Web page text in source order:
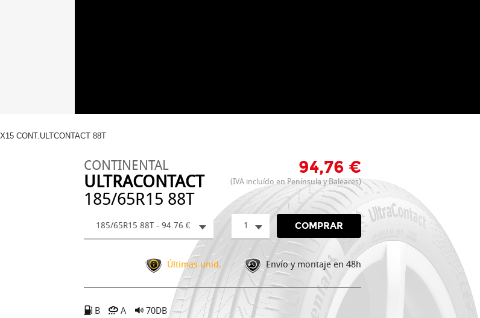
CONT.ULTCONTACT 88T
CONTINENTAL
ULTRACONTACT
185/65R15 88T
94,76 €
(IVA incluído en Península y Baleares)
185/65R15 88T - 94.76 € 1 COMPRAR
Últimas unid. Envío y montaje en 48h
B A 70DB